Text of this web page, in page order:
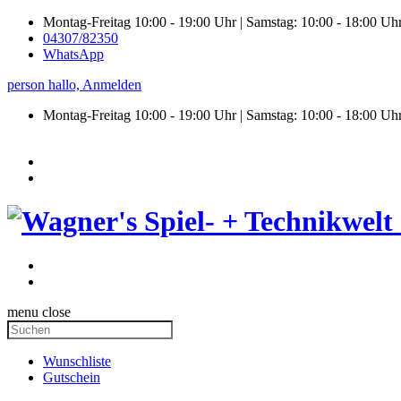
Montag-Freitag 10:00 - 19:00 Uhr | Samstag: 10:00 - 18:00
04307/82350
WhatsApp
person hallo, Anmelden
Montag-Freitag 10:00 - 19:00 Uhr | Samstag: 10:00 - 18:00
menu close
Wunschliste
Gutschein